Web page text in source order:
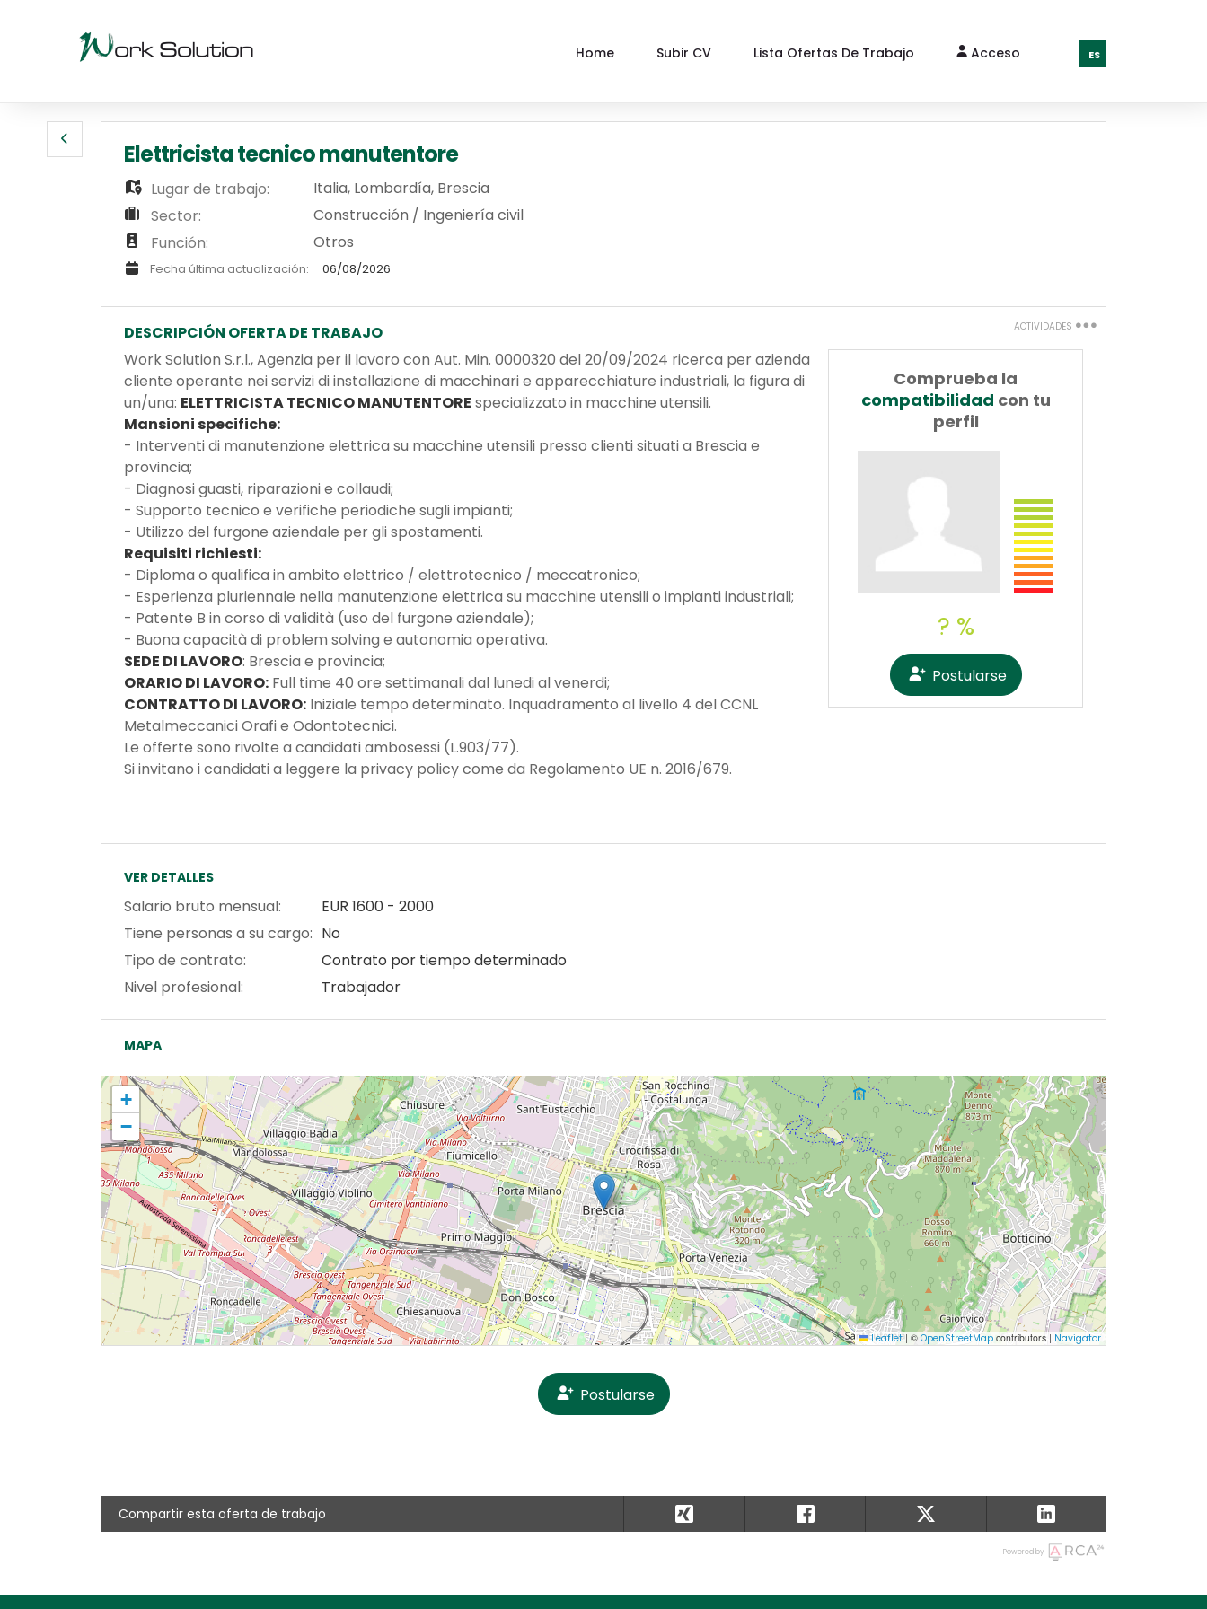
Home Subir CV Lista Ofertas De Trabajo Acceso ES
Elettricista tecnico manutentore
Lugar de trabajo: Italia, Lombardía, Brescia
Sector:
Construcción / Ingeniería civil
Función:
Otros
Fecha última actualización: 06/08/2026
ACTIVIDADES
Recomienda a
un amigo
DESCRIPCIÓN OFERTA DE TRABAJO
Comprueba la
compatibilidad con tu
perfil
? %
Postularse
Work Solution S.r.l., Agenzia per il lavoro con Aut. Min. 0000320 del 20/09/2024 ricerca per azienda
cliente operante nei servizi di installazione di macchinari e apparecchiature industriali, la figura di
un/una: ELETTRICISTA TECNICO MANUTENTORE specializzato in macchine utensili.
Mansioni specifiche:
- Interventi di manutenzione elettrica su macchine utensili presso clienti situati a Brescia e
provincia;
- Diagnosi guasti, riparazioni e collaudi;
- Supporto tecnico e verifiche periodiche sugli impianti;
- Utilizzo del furgone aziendale per gli spostamenti.
Requisiti richiesti:
- Diploma o qualifica in ambito elettrico / elettrotecnico / meccatronico;
- Esperienza pluriennale nella manutenzione elettrica su macchine utensili o impianti industriali;
- Patente B in corso di validità (uso del furgone aziendale);
- Buona capacità di problem solving e autonomia operativa.
SEDE DI LAVORO: Brescia e provincia;
ORARIO DI LAVORO: Full time 40 ore settimanali dal lunedi al venerdi;
CONTRATTO DI LAVORO: Iniziale tempo determinato. Inquadramento al livello 4 del CCNL
Metalmeccanici Orafi e Odontotecnici.
Le offerte sono rivolte a candidati ambosessi (L.903/77).
Si invitano i candidati a leggere la privacy policy come da Regolamento UE n. 2016/679.
VER DETALLES
Salario bruto mensual: EUR 1600 - 2000
Tiene personas a su cargo: No
Tipo de contrato:
Contrato por tiempo determinado
Nivel profesional:
Trabajador
MAPA
+
−
Leaflet | © OpenStreetMap contributors | Navigator
Postularse
Compartir esta oferta de trabajo
Powered by